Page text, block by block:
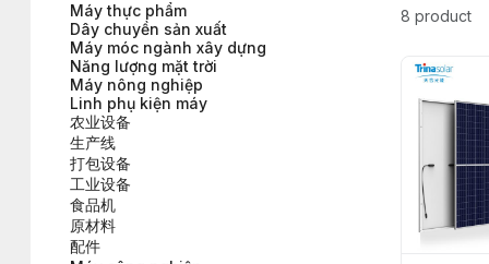
Máy thực phẩm
Dây chuyền sản xuất
Máy móc ngành xây dựng
Năng lượng mặt trời
Máy nông nghiệp
Linh phụ kiện máy
农业设备
生产线
打包设备
工业设备
食品机
原材料
配件
8 product